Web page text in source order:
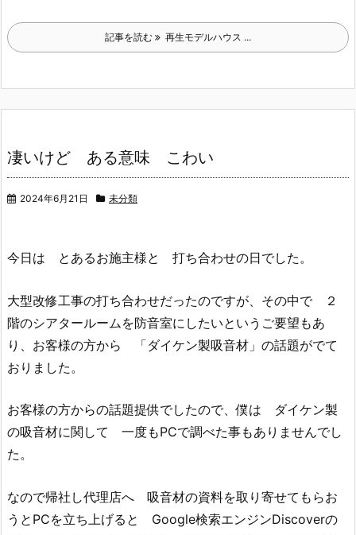
記事を読む 再生モデルハウス ...
凄いけど ある意味 こわい
2024年6月21日 未分類
今日は とあるお施主様と 打ち合わせの日でした。
大型改修工事の打ち合わせだったのですが、その中で ２
階のシアタールームを防音室にしたいというご要望もあ
り、お客様の方から 「ダイケン製吸音材」の話題がでて
おりました。
お客様の方からの話題提供でしたので、僕は ダイケン製
の吸音材に関して 一度もPCで調べた事もありませんでし
た。
なので帰社し代理店へ 吸音材の資料を取り寄せてもらお
うとPCを立ち上げると Google検索エンジンDiscoverの